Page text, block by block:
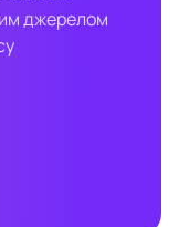
джерелом